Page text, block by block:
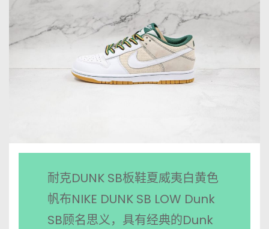
耐克DUNK SB板鞋夏威夷白黄色
帆布NIKE DUNK SB LOW Dunk
SB顾名思义，具有经典的Dunk